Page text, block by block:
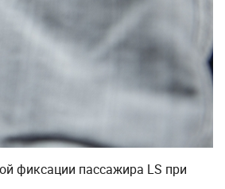
фиксации пассажира LS при